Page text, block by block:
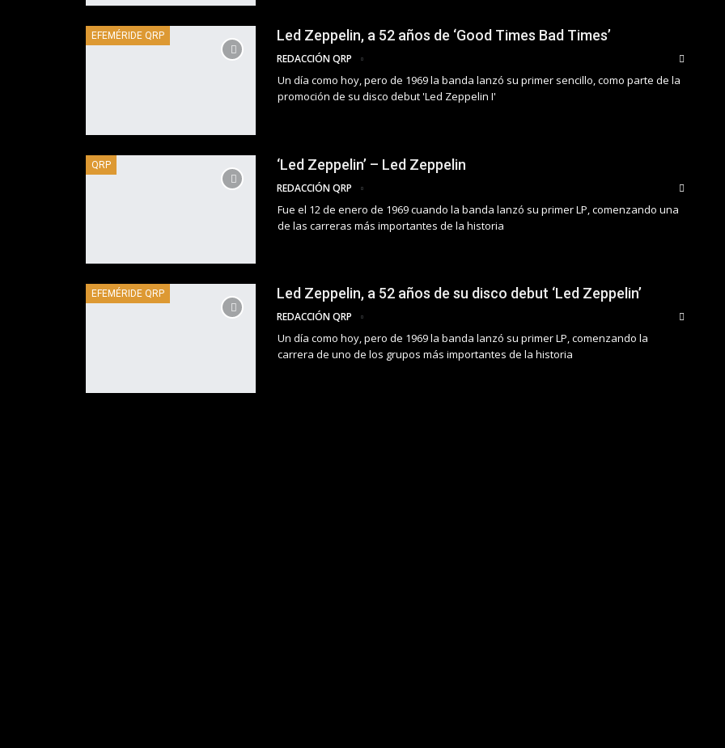
EFEMÉRIDE QRP Led Zeppelin, a 52 años de ‘Good Times Bad Times’
REDACCIÓN QRP
Un día como hoy, pero de 1969 la banda lanzó su primer sencillo, como parte de la
promoción de su disco debut 'Led Zeppelin I'
QRP ‘Led Zeppelin’ – Led Zeppelin
REDACCIÓN QRP
Fue el 12 de enero de 1969 cuando la banda lanzó su primer LP, comenzando una
de las carreras más importantes de la historia
EFEMÉRIDE QRP Led Zeppelin, a 52 años de su disco debut ‘Led Zeppelin’
REDACCIÓN QRP
Un día como hoy, pero de 1969 la banda lanzó su primer LP, comenzando la
carrera de uno de los grupos más importantes de la historia